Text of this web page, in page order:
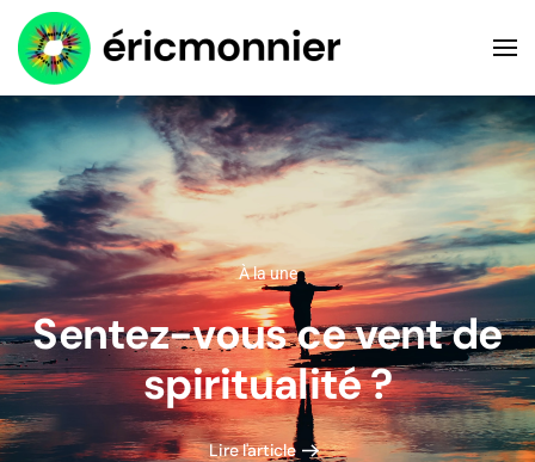
Accéder au contenu principal
À la une
Sentez-vous ce vent de
spiritualité ?
Lire l'article